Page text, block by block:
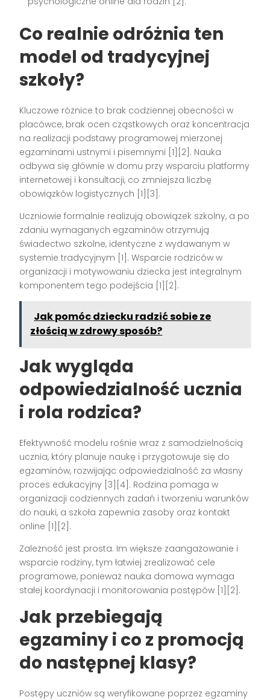
Co realnie odróżnia ten
model od tradycyjnej
szkoły?
Kluczowe różnice to brak codziennej obecności w
placówce, brak ocen cząstkowych oraz koncentracja
na realizacji podstawy programowej mierzonej
egzaminami ustnymi i pisemnymi [1][2]. Nauka
odbywa się głównie w domu przy wsparciu platformy
internetowej i konsultacji, co zmniejsza liczbę
obowiązków logistycznych [1][3].
Uczniowie formalnie realizują obowiązek szkolny, a po
zdaniu wymaganych egzaminów otrzymują
świadectwo szkolne, identyczne z wydawanym w
systemie tradycyjnym [1]. Wsparcie rodziców w
organizacji i motywowaniu dziecka jest integralnym
komponentem tego podejścia [1][2].
Jak pomóc dziecku radzić sobie ze
złością w zdrowy sposób?
Jak wygląda
odpowiedzialność ucznia
i rola rodzica?
Efektywność modelu rośnie wraz z samodzielnością
ucznia, który planuje naukę i przygotowuje się do
egzaminów, rozwijając odpowiedzialność za własny
proces edukacyjny [3][4]. Rodzina pomaga w
organizacji codziennych zadań i tworzeniu warunków
do nauki, a szkoła zapewnia zasoby oraz kontakt
online [1][2].
Zależność jest prosta. Im większe zaangażowanie i
wsparcie rodziny, tym łatwiej zrealizować cele
programowe, ponieważ nauka domowa wymaga
stałej koordynacji i monitorowania postępów [1][2].
Jak przebiegają
egzaminy i co z promocją
do następnej klasy?
Postępy uczniów są weryfikowane poprzez egzaminy